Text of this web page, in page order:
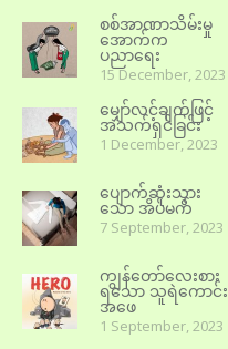
စစ်အာဏာသိမ်းမှု
အောက်က
ပညာရေး
15 December, 2023
မျှော်လင့်ချက်ဖြင့်
အသက်ရှင်ခြင်း
1 December, 2023
ပျောက်ဆုံးသွား
သော အိပ်မက်
7 September, 2023
ကျွန်တော်လေးစား
ရသော သူရဲကောင်း
အဖေ
1 September, 2023